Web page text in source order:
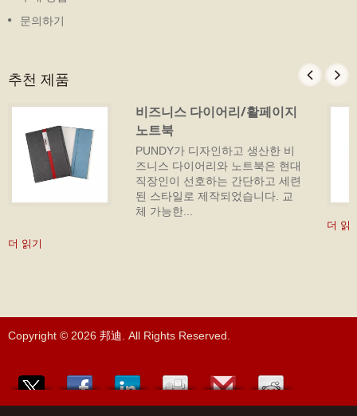
문의하기
추천 제품
비즈니스 다이어리/활페이지
노트북
PUNDY가 디자인하고 생산한 비
즈니스 다이어리와 노트북은 현대
직장인이 선호하는 간단하고 세련
된 스타일로 제작되었습니다. 교
체 가능한...
더 읽기
더 읽
Copyright © 2026 邦迪. All Rights Reserved.